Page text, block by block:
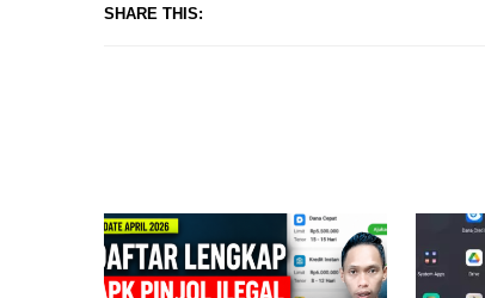
SHARE THIS: